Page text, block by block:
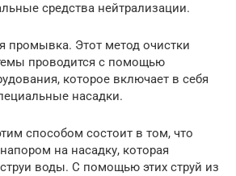
средства нейтрализации.
промывка. Этот метод очистки
проводится с помощью
которое включает в себя
насадки.
способом состоит в том, что
на насадку, которая
струи воды. С помощью этих струй из